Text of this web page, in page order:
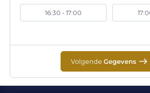
16:30 - 17:00
Volgende Gegevens